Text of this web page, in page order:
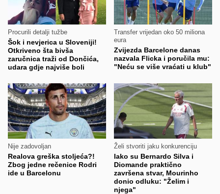
Procurili detalji tužbe
Šok i nevjerica u Sloveniji!
Otkriveno šta bivša
zaručnica traži od Dončića,
udara gdje najviše boli
Transfer vrijedan oko 50 miliona
eura
Zvijezda Barcelone danas
nazvala Flicka i poručila mu:
"Neću se više vraćati u klub"
Nije zadovoljan
Realova greška stoljeća?!
Zbog jedne rečenice Rodri
ide u Barcelonu
Želi stvoriti jaku konkurenciju
Iako su Bernardo Silva i
Diomande praktično
završena stvar, Mourinho
donio odluku: "Želim i
njega"